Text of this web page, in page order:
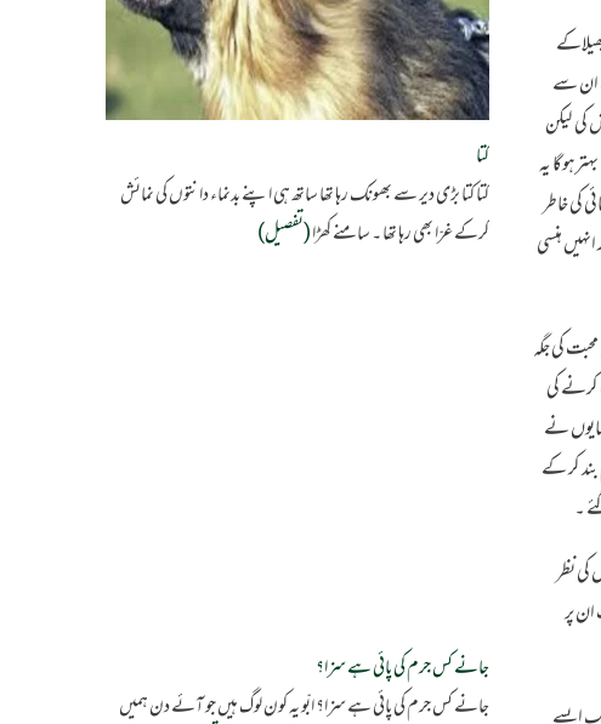
ان سے
کی لیکن
ہوگا یہ
کی خاطر
ہنسی
کی جگہ
کی
نے
بند کر کے
۔
نظر
پر
کتا
کتا کتا بڑی دیر سے بھونک رہا تھا ساتھ ہی اپنے بدنماء دانتوں کی نمائش
کرکے غرّا بھی رہا تھا ۔ سامنے کھڑا(تفصیل)
جانے کس جرم کی پائی ہے سزا؟
جانے کس جرم کی پائی ہے سزا؟ ابّو یہ کون لوگ ہیں جو آئے دن ہمیں